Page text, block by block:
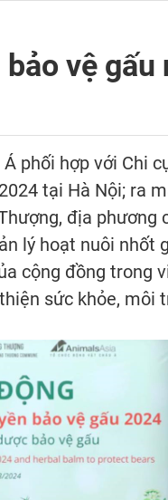
vệ gấu
phối hợp với Chi
tại Hà Nội; ra
địa
lý hoạt nuôi nhốt
cộng đồng trong
sức khỏe, môi